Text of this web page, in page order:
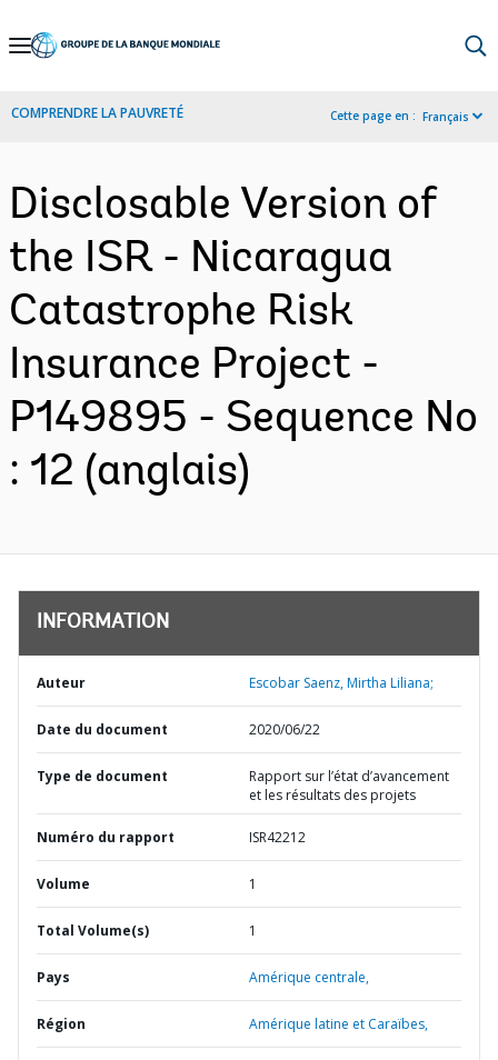
Skip
Navigation
COMPRENDRE LA PAUVRETÉ Cette page en : Français
Disclosable Version of
the ISR - Nicaragua
Catastrophe Risk
Insurance Project -
P149895 - Sequence No
: 12 (anglais)
INFORMATION
Auteur Escobar Saenz, Mirtha Liliana;
Date du document 2020/06/22
Type de document
Rapport sur l’état d’avancement
et les résultats des projets
Numéro du rapport ISR42212
Volume 1
Total Volume(s) 1
Pays Amérique centrale,
Région Amérique latine et Caraïbes,